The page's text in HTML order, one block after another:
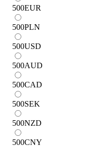
500EUR
500PLN
500USD
500AUD
500CAD
500SEK
500NZD
500CNY